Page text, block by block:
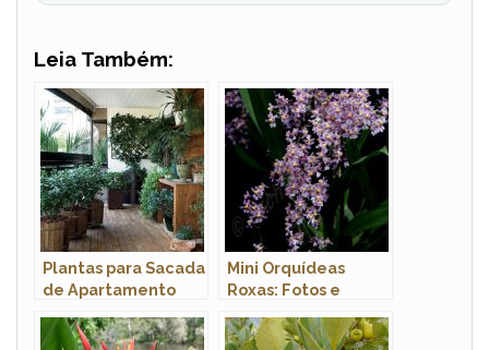
Leia Também:
Plantas para Sacada
de Apartamento
Mini Orquídeas
Roxas: Fotos e